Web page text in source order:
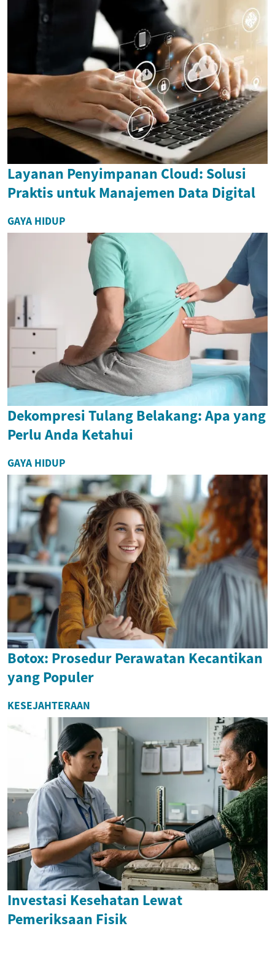
Layanan Penyimpanan Cloud: Solusi
Praktis untuk Manajemen Data Digital
GAYA HIDUP
Dekompresi Tulang Belakang: Apa yang
Perlu Anda Ketahui
GAYA HIDUP
Botox: Prosedur Perawatan Kecantikan
yang Populer
KESEJAHTERAAN
Investasi Kesehatan Lewat
Pemeriksaan Fisik